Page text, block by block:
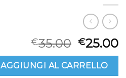
€35.00 €25.00
AGGIUNGI AL CARRELLO